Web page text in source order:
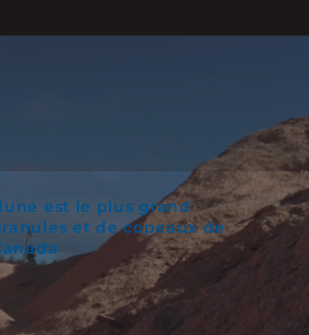
est le plus grand
et de copeaux de